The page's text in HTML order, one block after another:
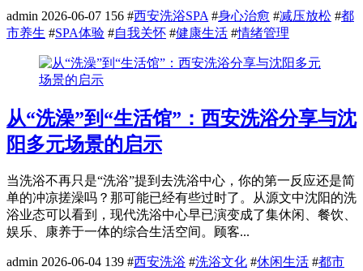
admin 2026-06-07 156 #西安洗浴SPA #身心治愈 #减压放松 #都
市养生 #SPA体验 #自我关怀 #健康生活 #情绪管理
从“洗澡”到“生活馆”：西安洗浴分享与沈
阳多元场景的启示
当洗浴不再只是“洗浴”提到去洗浴中心，你的第一反应还是简
单的冲凉搓澡吗？那可能已经有些过时了。从源文中沈阳的洗
浴业态可以看到，现代洗浴中心早已演变成了集休闲、餐饮、
娱乐、康养于一体的综合生活空间。顾客...
admin 2026-06-04 139 #西安洗浴 #洗浴文化 #休闲生活 #都市